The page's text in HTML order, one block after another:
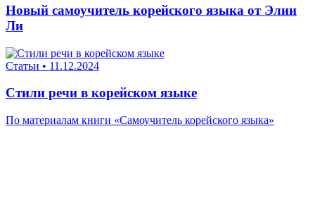
Новый самоучитель корейского языка от Элии
Ли
Статьи • 11.12.2024
Стили речи в корейском языке
По материалам книги «Самоучитель корейского языка»